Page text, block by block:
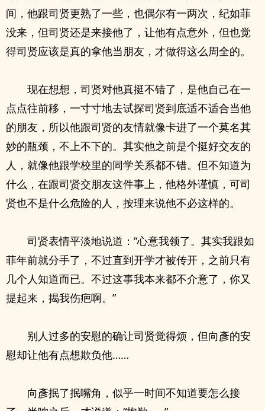
间，他跟司贤更熟了一些，也偶尔有一两次，纪如菲
没来，但司贤还是来接他了，让他有点意外，但也觉
得司贤应该是真的拿他当朋友，才做得这么周全的。
现在想想，司贤对他真挺不错了，是他自己在一
点点往前移，一寸寸地去试探司贤到底适不适合当他
的朋友，所以他跟司贤的友情就像卡进了一个莫名其
妙的瓶颈，不上不下的。其实他之前是个挺好交友的
人，就像他跟学校里的同学关系都不错。但不知道为
什么，在跟司贤交朋友这件事上，他格外谨慎，可司
贤也不是什么危险的人，按理来说他不必这样的。
司贤表情平淡地说道：“心意我领了。其实我跟如
菲年前就分手了，不过直到开学才被传开，之前只有
几个人知道而已。不过这事我本来都不介意了，你又
提起来，揭我伤疤啊。”
别人过多的安慰的确让司贤觉得烦，但向彥的安
慰却让他有点想欺负他……
向彥抿了抿嘴角，似乎一时间不知道要怎么接